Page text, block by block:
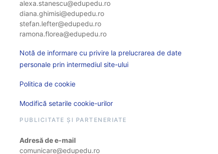
alexa.stanescu@edupedu.ro
diana.ghimisi@edupedu.ro
stefan.lefter@edupedu.ro
ramona.florea@edupedu.ro
Notă de informare cu privire la prelucrarea de date
personale prin intermediul site-ului
Politica de cookie
Modifică setarile cookie-urilor
PUBLICITATE ȘI PARTENERIATE
Adresă de e-mail
comunicare@edupedu.ro